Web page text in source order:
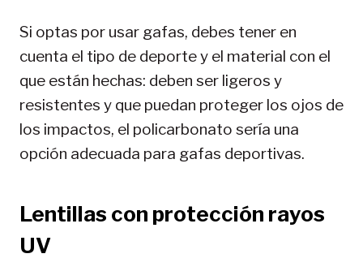
Si optas por usar gafas, debes tener en
cuenta el tipo de deporte y el material con el
que están hechas: deben ser ligeros y
resistentes y que puedan proteger los ojos de
los impactos, el policarbonato sería una
opción adecuada para gafas deportivas.
Lentillas con protección rayos
UV